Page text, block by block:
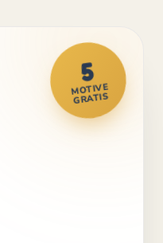
5
MOTIVE
GRATIS